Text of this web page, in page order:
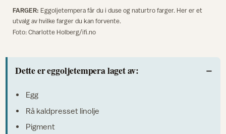
FARGER: Eggoljetempera får du i duse og naturtro farger. Her er et
utvalg av hvilke farger du kan forvente.
Foto: Charlotte Holberg/ifi.no
Dette er eggoljetempera laget av:
Egg
Rå kaldpresset linolje
Pigment